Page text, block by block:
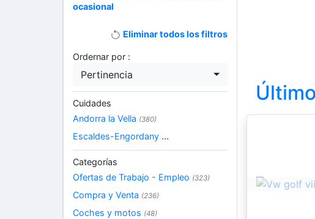
ocasional
Eliminar todos los filtros
Ordernar por :
Pertinencia
Cuidades
Andorra la Vella (380)
Escaldes-Engordany ...
Categorías
Ofertas de Trabajo - Empleo (323)
Compra y Venta (236)
Coches y motos (48)